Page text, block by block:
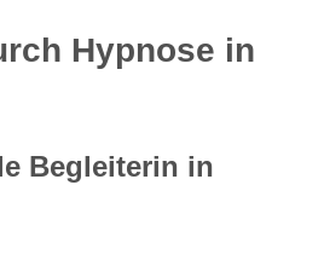
Hypnose in
Begleiterin in